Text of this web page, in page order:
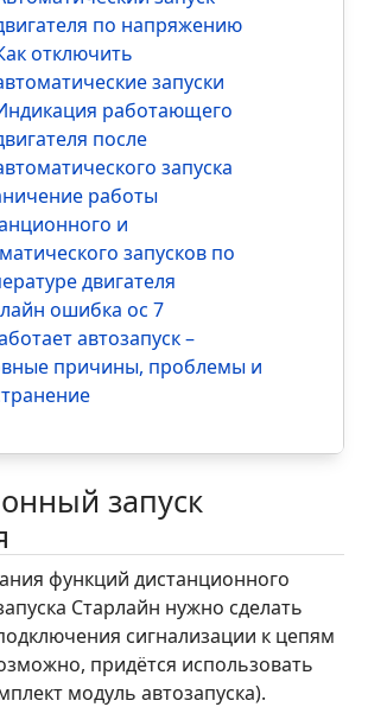
по напряжению
отключить
запуски
работающего
после
запуска
работы
и
запусков по
двигателя
ошибка ос 7
автозапуск –
причины, проблемы и
запуск
функций дистанционного
Старлайн нужно сделать
сигнализации к цепям
придётся использовать
модуль автозапуска).